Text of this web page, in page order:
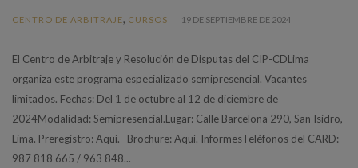
CENTRO DE ARBITRAJE, CURSOS 19 DE SEPTIEMBRE DE 2024
El Centro de Arbitraje y Resolución de Disputas del CIP-CDLima
organiza este programa especializado semipresencial. Vacantes
limitados. Fechas: Del 1 de octubre al 12 de diciembre de
2024Modalidad: Semipresencial.Lugar: Calle Barcelona 290, San Isidro,
Lima. Preregistro: Aquí. Brochure: Aquí. InformesTeléfonos del CARD:
987 818 665 / 963 848...